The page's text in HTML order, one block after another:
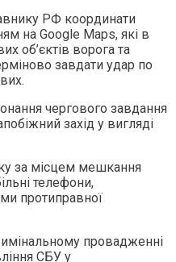
РФ координати
на Google Maps, які в
об’єктів ворога та
завдати удар по
чергового завдання
захід у вигляді
за місцем мешкання
телефони,
протиправної
провадженні
СБУ у